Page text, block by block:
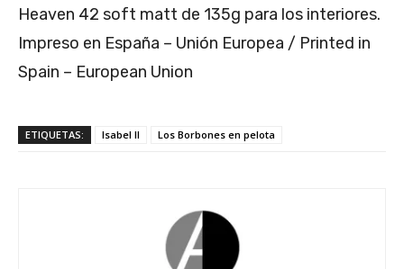
Heaven 42 soft matt de 135g para los interiores.
Impreso en España – Unión Europea / Printed in
Spain – European Union
ETIQUETAS: Isabel II Los Borbones en pelota